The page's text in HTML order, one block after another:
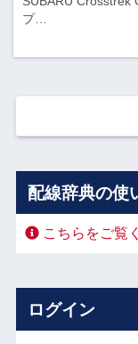
プ…
配線辞典の使
こちらをご覧
ログイン